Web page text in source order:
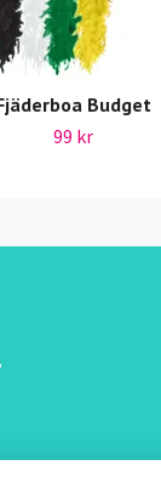
Budget
99 kr